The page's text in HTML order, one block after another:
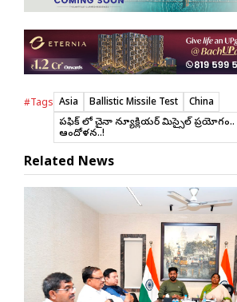
#Tags Asia Ballistic Missile Test
China
పసిఫిక్ లో చైనా న్యూక్లియర్ మిస్సైల్
ఆందోళన..!
Related News